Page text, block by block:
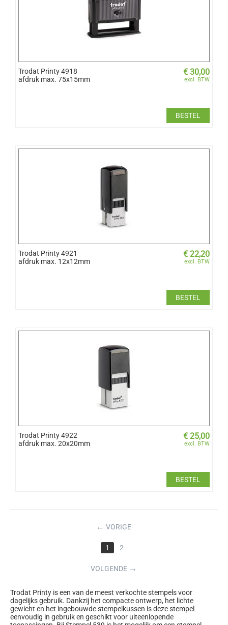
Trodat Printy 4918
afdruk max. 75x15mm
€ 30,00
excl. BTW
BESTEL
Trodat Printy 4921
afdruk max. 12x12mm
€ 22,20
excl. BTW
BESTEL
Trodat Printy 4922
afdruk max. 20x20mm
€ 25,00
excl. BTW
BESTEL
← VORIGE
1 2
VOLGENDE →
Trodat Printy is een van de meest verkochte stempels voor
dagelijks gebruik. Dankzij het compacte ontwerp, het lichte
gewicht en het ingebouwde stempelkussen is deze stempel
eenvoudig in gebruik en geschikt voor uiteenlopende